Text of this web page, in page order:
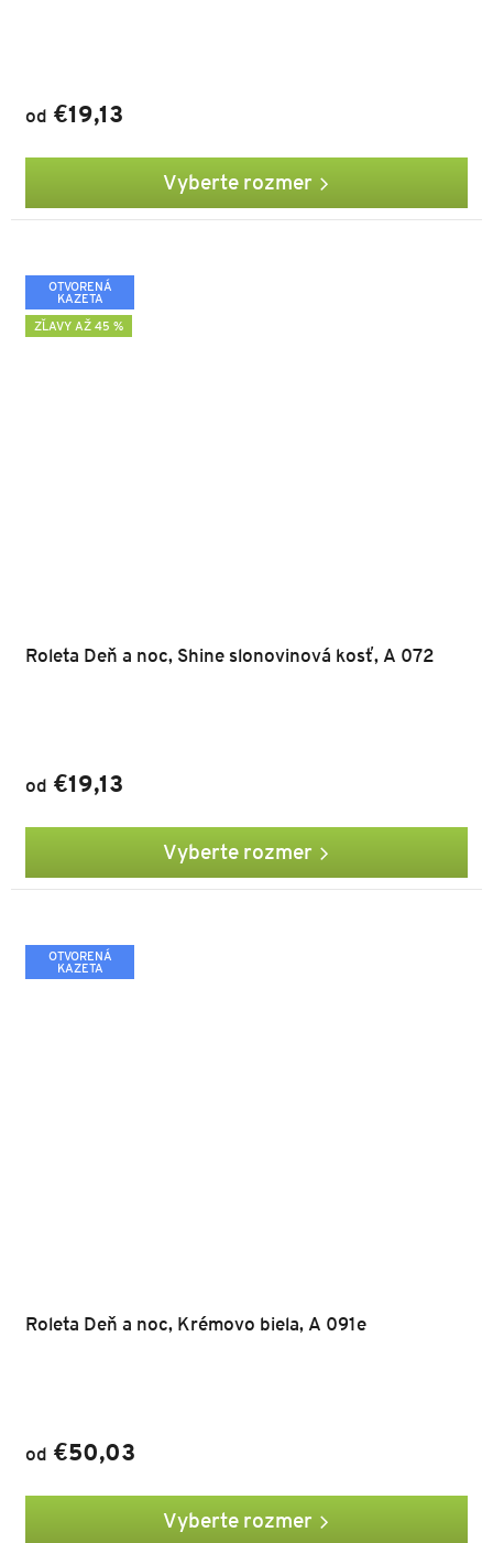
od €19,13
Vyberte rozmer
OTVORENÁ
KAZETA
ZĽAVY AŽ 45 %
Roleta Deň a noc, Shine slonovinová kosť, A 072
od €19,13
Vyberte rozmer
OTVORENÁ
KAZETA
Roleta Deň a noc, Krémovo biela, A 091e
od €50,03
Vyberte rozmer